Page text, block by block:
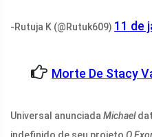
-Rutuja K (@Rutuk609) 11 de
Morte De Stacy
Universal anunciada Michael